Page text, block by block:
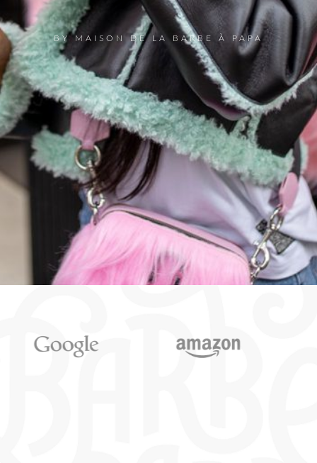
BY MAISON DE LA BARBE À PAPA